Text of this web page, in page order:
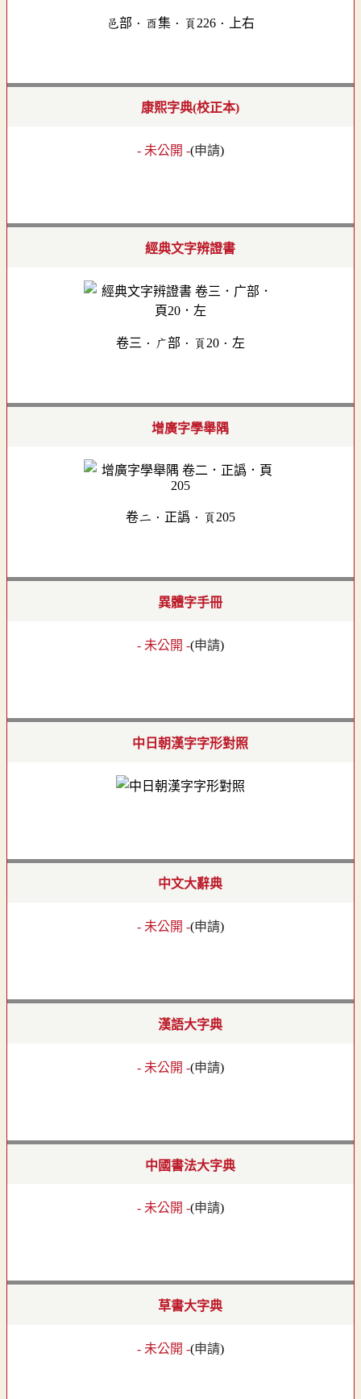
邑部．酉集．頁226．上右
康熙字典(校正本)
- 未公開 -(申請)
經典文字辨證書
卷三．广部．頁20．左
增廣字學舉隅
卷二．正譌．頁205
異體字手冊
- 未公開 -(申請)
中日朝漢字字形對照
中文大辭典
- 未公開 -(申請)
漢語大字典
- 未公開 -(申請)
中國書法大字典
- 未公開 -(申請)
草書大字典
- 未公開 -(申請)